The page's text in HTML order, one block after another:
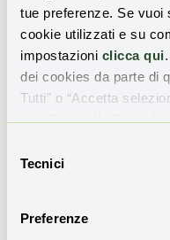
tue preferenze. Se vuoi
cookie utilizzati e su
impostazioni clicca qui
dei cookies da parte di
Tutti" o “Accetta
per rifiutare l’utilizzo
delTecnici
Preferenze
TI È PIACIUTO
aggiornamenti sulle